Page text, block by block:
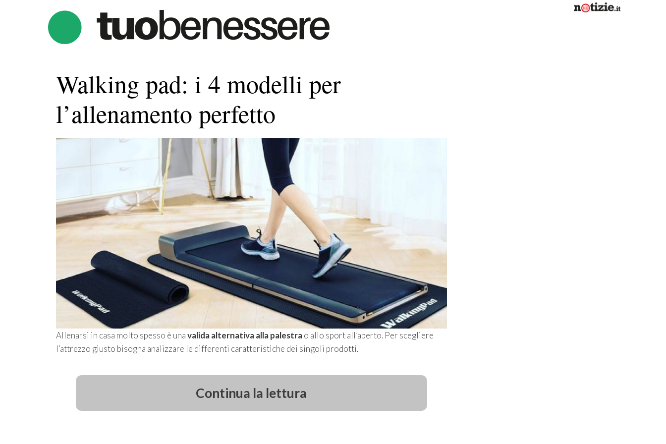
Walking pad: i 4 modelli per
l’allenamento perfetto
Allenarsi in casa molto spesso è unavalida alternativa alla palestrao allo sport all’aperto. Per scegliere
l’attrezzo giusto bisogna analizzare le differenti caratteristiche dei singoli prodotti.
Continua la lettura